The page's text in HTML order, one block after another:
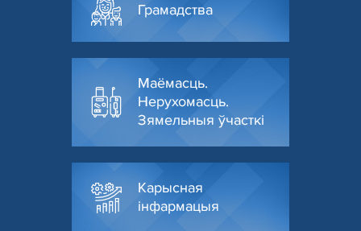
Грамадства
Маёмасць.
Нерухомасць.
Зямельныя ўчасткі
Карысная
інфармацыя